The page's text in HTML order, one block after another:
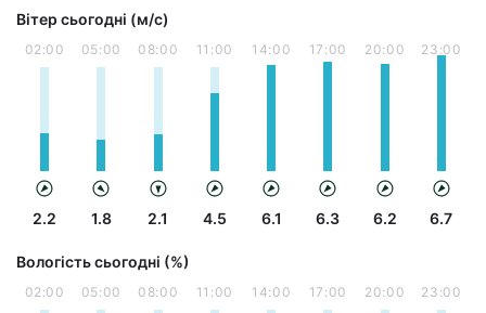
Вітер сьогодні (м/с)
02:00
2.2
05:00
1.8
08:00
2.1
11:00
4.5
14:00
6.1
17:00
6.3
20:00
6.2
23:00
6.7
Вологість сьогодні (%)
02:00 05:00 08:00 11:00 14:00 17:00 20:00 23:00